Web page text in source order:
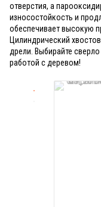
отверстия, а
износостойкость и
обеспечивает высокую
Цилиндрический
дрели. Выбирайте
работой с деревом!